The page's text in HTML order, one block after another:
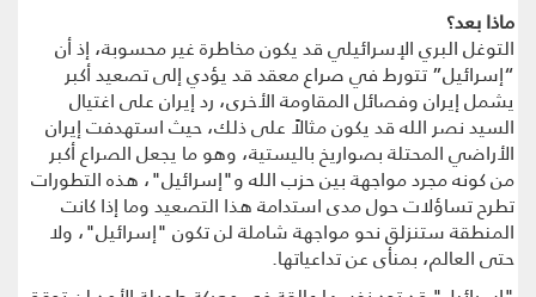
ماذا بعد؟
التوغل البري الإسرائيلي قد يكون مخاطرة غير محسوبة، إذ أن
“إسرائيل” تتورط في صراع معقد قد يؤدي إلى تصعيد أكبر
يشمل إيران وفصائل المقاومة الأخرى، رد إيران على اغتيال
السيد نصر الله قد يكون مثالاً على ذلك، حيث استهدفت إيران
الأراضي المحتلة بصواريخ باليستية، وهو ما يجعل الصراع أكبر
من كونه مجرد مواجهة بين حزب الله و"إسرائيل"، هذه التطورات
تطرح تساؤلات حول مدى استدامة هذا التصعيد وما إذا كانت
المنطقة ستنزلق نحو مواجهة شاملة لن تكون "إسرائيل"، ولا
حتى العالم، بمنأى عن تداعياتها.